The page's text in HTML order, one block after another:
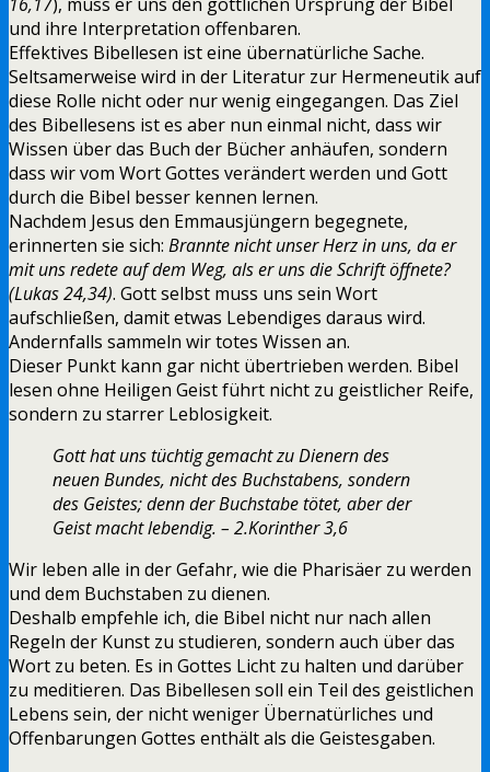
und ihre Interpretation offenbaren.
Effektives Bibellesen ist eine übernatürliche Sache.
Seltsamerweise wird in der Literatur zur Hermeneutik auf
diese Rolle nicht oder nur wenig eingegangen. Das Ziel
des Bibellesens ist es aber nun einmal nicht, dass wir
Wissen über das Buch der Bücher anhäufen, sondern
dass wir vom Wort Gottes verändert werden und Gott
durch die Bibel besser kennen lernen.
Nachdem Jesus den Emmausjüngern begegnete,
erinnerten sie sich: Brannte nicht unser Herz in uns, da er
mit uns redete auf dem Weg, als er uns die Schrift öffnete?
(Lukas 24,34). Gott selbst muss uns sein Wort
aufschließen, damit etwas Lebendiges daraus wird.
Andernfalls sammeln wir totes Wissen an.
Dieser Punkt kann gar nicht übertrieben werden. Bibel
lesen ohne Heiligen Geist führt nicht zu geistlicher Reife,
sondern zu starrer Leblosigkeit.
Gott hat uns tüchtig gemacht zu Dienern des
neuen Bundes, nicht des Buchstabens, sondern
des Geistes; denn der Buchstabe tötet, aber der
Geist macht lebendig. – 2.Korinther 3,6
Wir leben alle in der Gefahr, wie die Pharisäer zu werden
und dem Buchstaben zu dienen.
Deshalb empfehle ich, die Bibel nicht nur nach allen
Regeln der Kunst zu studieren, sondern auch über das
Wort zu beten. Es in Gottes Licht zu halten und darüber
zu meditieren. Das Bibellesen soll ein Teil des geistlichen
Lebens sein, der nicht weniger Übernatürliches und
Offenbarungen Gottes enthält als die Geistesgaben.